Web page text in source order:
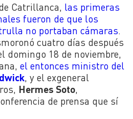
Catrillanca, las primeras
fueron de que los
no portaban cámaras
cuatro días después
domingo 18 de noviembre,
el entonces ministro del
, y el exgeneral
Hermes Soto
de prensa que sí